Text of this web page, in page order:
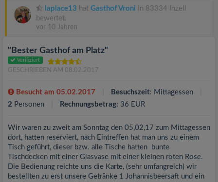
laplace13 hat Gasthof Vroni in 83334 Inzell
bewertet.
vor 10 Jahren
"Bester Gasthof am Platz"
Verifiziert
GESCHRIEBEN AM 08.02.2017
Besucht am 05.02.2017 Besuchszeit: Mittagessen
2 Personen Rechnungsbetrag: 36 EUR
Wir waren zu zweit am Sonntag den 05,02,17 zum Mittagessen
dort, hatten reserviert, nach Eintreffen hat man uns zu einem
Tisch geführt, dieser bzw. alle Tische hatten bunte
Tischdecken mit einer Glasvase mit einer kleinen roten Rose.
Die Bedienung reichte uns die Karte, (sehr umfangreich) wir
bestellten zu erst unsere Getränke 1 Johannisbeersaft und ein